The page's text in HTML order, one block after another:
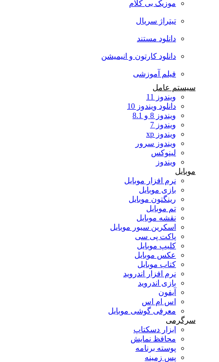
موزیک بی کلام
تیتراژ سریال
دانلود مستند
دانلود کارتون و انیمیشن
فیلم آموزشی
سیستم عامل
ویندوز 11
دانلود ویندوز 10
ویندوز 8 و 8.1
ویندوز 7
ویندوز xp
ویندوز سرور
لینوکس
ویندوز
موبایل
نرم افزار موبایل
بازی موبایل
رینگتون موبایل
تم موبایل
نقشه موبایل
اسکرین سیور موبایل
پاکت پی سی
کلیپ موبایل
عکس موبایل
کتاب موبایل
نرم افزار اندروید
بازی اندروید
آیفون
اس ام اس
معرفی گوشی موبایل
سرگرمی
ابزار دسکتاپ
محافظ نمایش
پوسته برنامه
پس زمینه